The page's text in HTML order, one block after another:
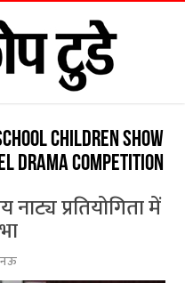
children show
drama competition
प्रतियोगिता में